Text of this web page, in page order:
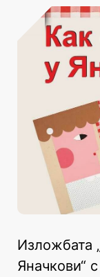
Изложбата
Яначкови“